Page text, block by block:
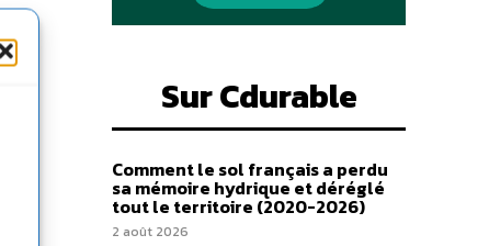
Sur Cdurable
Comment le sol français a perdu
sa mémoire hydrique et déréglé
tout le territoire (2020-2026)
2 août 2026